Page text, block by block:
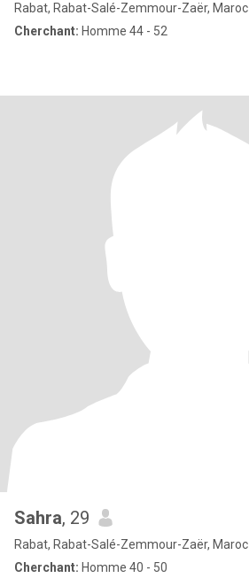
Rabat, Rabat-Salé-Zemmour-Zaër, Maroc
Cherchant: Homme 44 - 52
Sahra, 29
Rabat, Rabat-Salé-Zemmour-Zaër, Maroc
Cherchant: Homme 40 - 50